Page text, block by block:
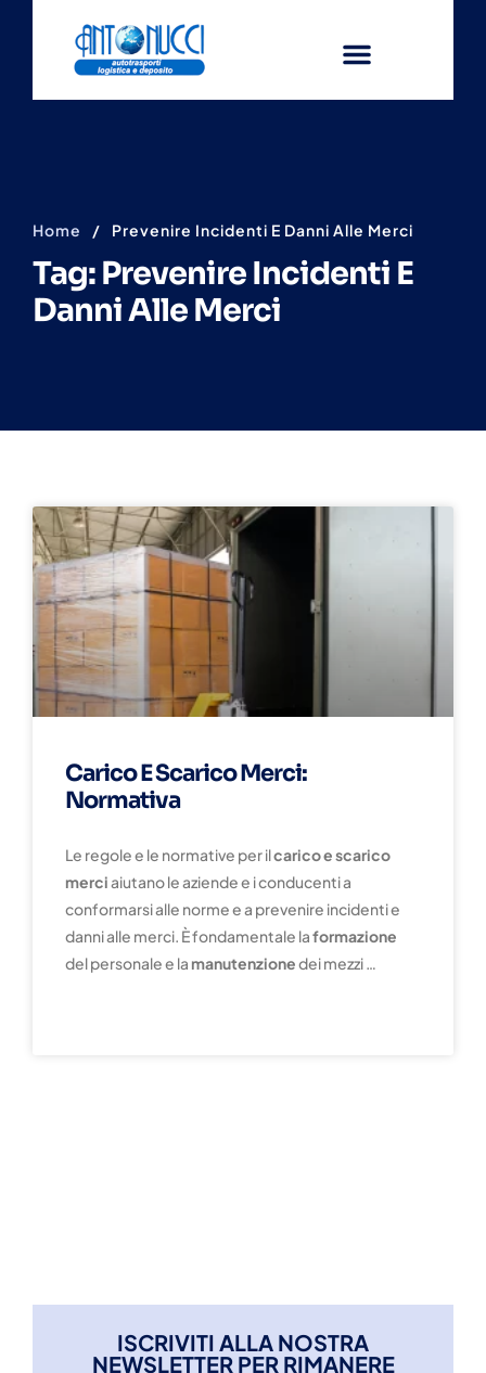
Home / Prevenire Incidenti E Danni Alle Merci
Tag: Prevenire Incidenti E
Danni Alle Merci
Carico E Scarico Merci:
Normativa
Le regole e le normative per ilcarico e scarico
merciaiutano le aziende e i conducenti a
conformarsi alle norme e a prevenire incidenti e
danni alle merci. È fondamentale laformazione
del personale e la manutenzionedei mezzi …
ISCRIVITI ALLA NOSTRA
NEWSLETTER PER RIMANERE